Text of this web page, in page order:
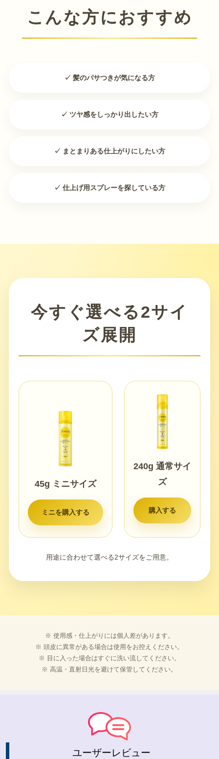
こんな方におすすめ
✓ 髪のパサつきが気になる方
✓ ツヤ感をしっかり出したい方
✓ まとまりある仕上がりにしたい方
✓ 仕上げ用スプレーを探している方
今すぐ選べる2サイ
ズ展開
45g ミニサイズ
ミニを購入する
240g 通常サイ
ズ
購入する
用途に合わせて選べる2サイズをご用意。
※ 使用感・仕上がりには個人差があります。
※ 頭皮に異常がある場合は使用をお控えください。
※ 目に入った場合はすぐに洗い流してください。
※ 高温・直射日光を避けて保管してください。
ユーザーレビュー